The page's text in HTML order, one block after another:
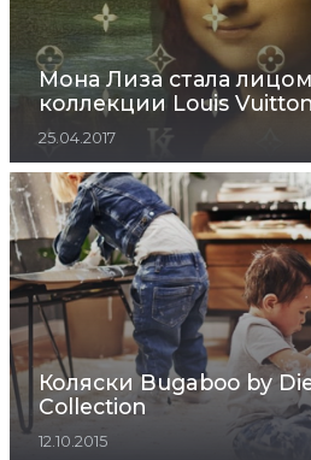
Мона Лиза стала
коллекции Louis Vuitton
25.04.2017
Коляски Bugaboo by
Collection
12.10.2015